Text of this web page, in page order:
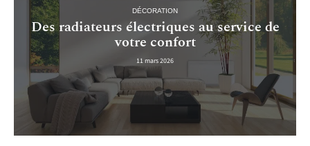
DÉCORATION
Des radiateurs électriques au service de
votre confort
11 mars 2026